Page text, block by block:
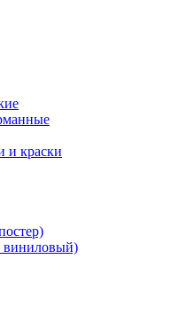
и краски
виниловый)